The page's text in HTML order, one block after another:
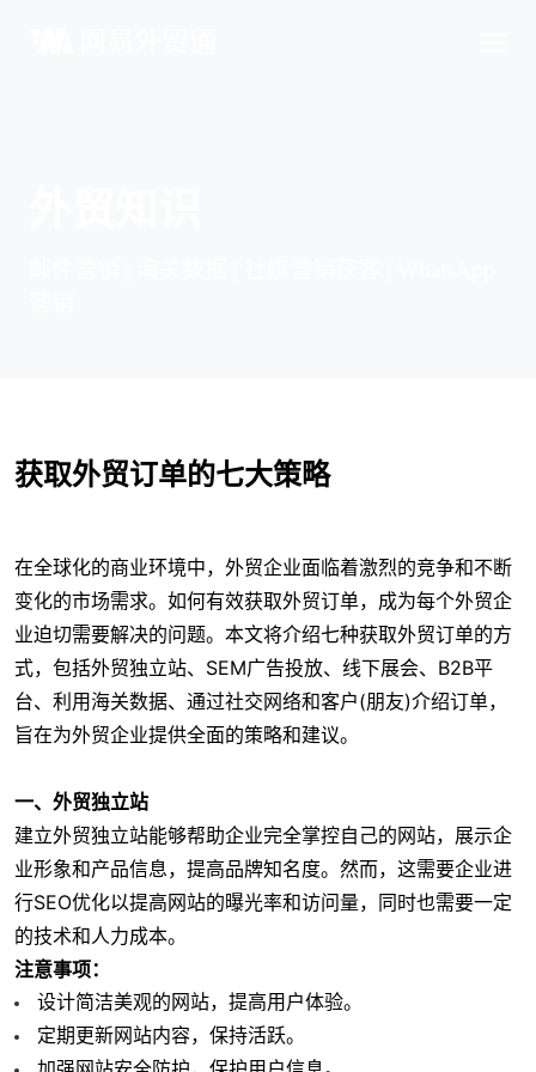
获取外贸订单的七大策略
在全球化的商业环境中，外贸企业面临着激烈的竞争和不断
变化的市场需求。如何有效获取外贸订单，成为每个外贸企
业迫切需要解决的问题。本文将介绍七种获取外贸订单的方
式，包括外贸独立站、SEM广告投放、线下展会、B2B平
台、利用海关数据、通过社交网络和客户(朋友)介绍订单，
旨在为外贸企业提供全面的策略和建议。
一、外贸独立站
建立外贸独立站能够帮助企业完全掌控自己的网站，展示企
业形象和产品信息，提高品牌知名度。然而，这需要企业进
行SEO优化以提高网站的曝光率和访问量，同时也需要一定
的技术和人力成本。
注意事项：
设计简洁美观的网站，提高用户体验。
定期更新网站内容，保持活跃。